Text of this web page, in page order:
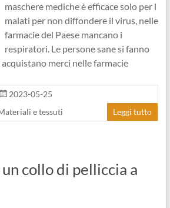
maschere mediche è efficace solo per i
malati per non diffondere il virus, nelle
farmacie del Paese mancano i
respiratori. Le persone sane si fanno
merci nelle farmacie
2023-05-25
e tessuti Leggi tutto
collo di pelliccia a